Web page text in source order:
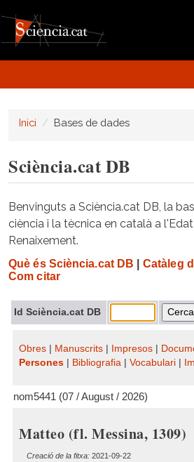
Inici Bases de dades
Sciència.cat DB
Benvinguts a Sciència.cat DB, la
ciència i la tècnica en català a
Renaixement.
Què és Sciència.cat DB Catàleg
Com citar
Id Sciència.cat DB
Obres Manuscrits Impresos
Persones
Bibliografia Vocabulari
nom5441 (07 / August / 2026)
Matteo (fl. Messina, 1309)
Creació de la fitxa: 2021-09-22